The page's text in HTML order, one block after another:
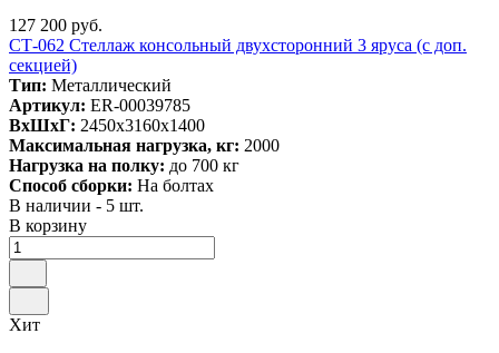
127 200 руб.
СТ-062 Стеллаж консольный двухсторонний 3 яруса (с доп.
секцией)
Тип: Металлический
Артикул: ER-00039785
ВxШxГ: 2450x3160x1400
Максимальная нагрузка, кг: 2000
Нагрузка на полку: до 700 кг
Способ сборки: На болтах
В наличии - 5 шт.
В корзину
Хит